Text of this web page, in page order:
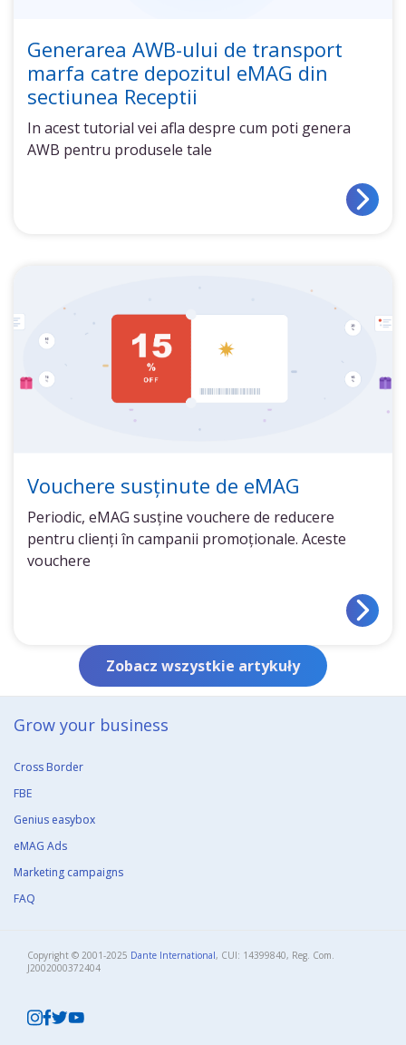
Generarea AWB-ului de transport
marfa catre depozitul eMAG din
sectiunea Receptii
In acest tutorial vei afla despre cum poti genera
AWB pentru produsele tale
Vouchere susținute de eMAG
Periodic, eMAG susține vouchere de reducere
pentru clienți în campanii promoționale. Aceste
vouchere
Zobacz wszystkie artykuły
Grow your business​
Cross Border
FBE
Genius easybox
eMAG Ads
Marketing campaigns
FAQ
Copyright © 2001-2025 Dante International, CUI: 14399840, Reg. Com.
J2002000372404​